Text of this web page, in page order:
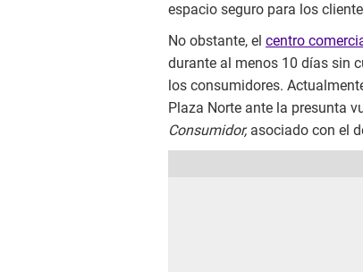
espacio seguro para los
No obstante, el centro
durante al menos 10 días sin
los consumidores.
Plaza Norte ante la presunta
Consumidor, asociado con el